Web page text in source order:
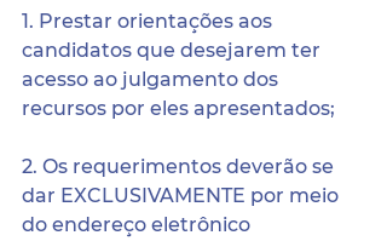
1. Prestar orientações aos
candidatos que desejarem ter
acesso ao julgamento dos
recursos por eles apresentados;
2. Os requerimentos deverão se
dar EXCLUSIVAMENTE por meio
do endereço eletrônico